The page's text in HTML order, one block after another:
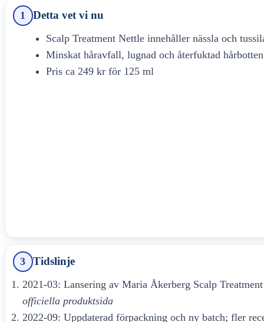
1 Detta vet vi nu
Scalp Treatment Nettle innehåller nässla och
Minskat håravfall, lugnad och återfuktad hårbotten
Pris ca 249 kr för 125 ml
3 Tidslinje
2021-03: Lansering av Maria Åkerberg Scalp
officiella produktsida
2022-09: Uppdaterad förpackning och ny batch; fler